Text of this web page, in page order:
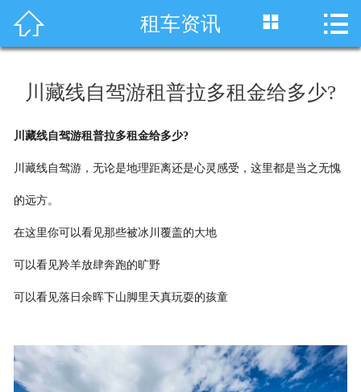
 首页
川藏线租车
关于我们
 租车资讯  
川藏线自驾游租普拉多租金给多少?
川藏线自驾游租普拉多租金给多少?
川藏线自驾游，无论是地理距离还是心灵感受，这里都是当之无愧
的远方。
在这里你可以看见那些被冰川覆盖的大地
可以看见羚羊放肆奔跑的旷野
可以看见落日余晖下山脚里天真玩耍的孩童